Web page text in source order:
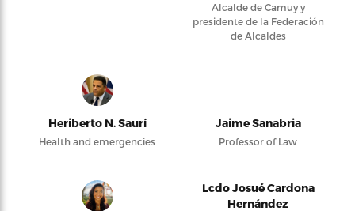
Alcalde de Camuy y
presidente de la Federación
de Alcaldes
Heriberto N. Saurí
Health and emergencies
Jaime Sanabria
Professor of Law
Lcdo Josué Cardona
Hernández